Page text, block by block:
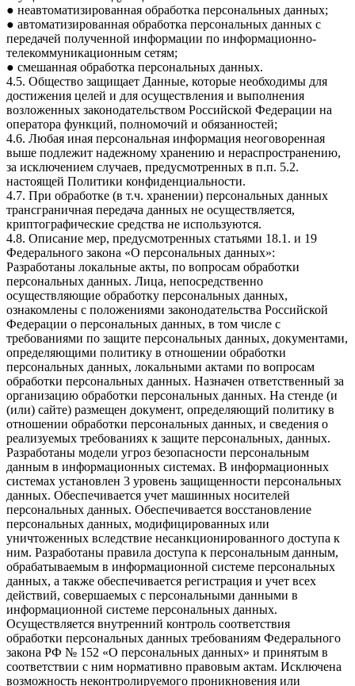
● неавтоматизированная обработка персональных данных;
● автоматизированная обработка персональных данных с
передачей полученной информации по информационно-
телекоммуникационным сетям;
● смешанная обработка персональных данных.
4.5. Общество защищает Данные, которые необходимы для
достижения целей и для осуществления и выполнения
возложенных законодательством Российской Федерации на
оператора функций, полномочий и обязанностей;
4.6. Любая иная персональная информация неоговоренная
выше подлежит надежному хранению и нераспространению,
за исключением случаев, предусмотренных в п.п. 5.2.
настоящей Политики конфиденциальности.
4.7. При обработке (в т.ч. хранении) персональных данных
трансграничная передача данных не осуществляется,
криптографические средства не используются.
4.8. Описание мер, предусмотренных статьями 18.1. и 19
Федерального закона «О персональных данных»:
Разработаны локальные акты, по вопросам обработки
персональных данных. Лица, непосредственно
осуществляющие обработку персональных данных,
ознакомлены с положениями законодательства Российской
Федерации о персональных данных, в том числе с
требованиями по защите персональных данных, документами,
определяющими политику в отношении обработки
персональных данных, локальными актами по вопросам
обработки персональных данных. Назначен ответственный за
организацию обработки персональных данных. На стенде (и
(или) сайте) размещен документ, определяющий политику в
отношении обработки персональных данных, и сведения о
реализуемых требованиях к защите персональных, данных.
Разработаны модели угроз безопасности персональным
данным в информационных системах. В информационных
системах установлен 3 уровень защищенности персональных
данных. Обеспечивается учет машинных носителей
персональных данных. Обеспечивается восстановление
персональных данных, модифицированных или
уничтоженных вследствие несанкционированного доступа к
ним. Разработаны правила доступа к персональным данным,
обрабатываемым в информационной системе персональных
данных, а также обеспечивается регистрация и учет всех
действий, совершаемых с персональными данными в
информационной системе персональных данных.
Осуществляется внутренний контроль соответствия
обработки персональных данных требованиям Федерального
закона РФ № 152 «О персональных данных» и принятым в
соответствии с ним нормативно правовым актам. Исключена
возможность неконтролируемого проникновения или